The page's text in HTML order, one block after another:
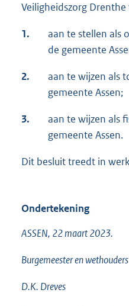
Veiligheidszorg
1.
aan te stellen als
de gemeente
2.
aan te wijzen als
gemeente Assen;
3.
aan te wijzen als
gemeente Assen.
Dit besluit treedt in
Ondertekening
ASSEN, 22 maart 2023.
Burgemeester en
D.K. Dreves